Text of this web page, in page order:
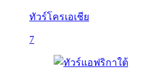
ทัวร์โครเอเชีย
7